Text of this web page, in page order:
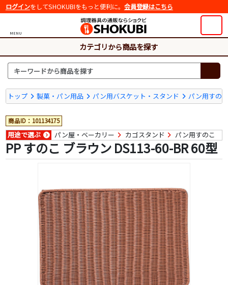
ログインをしてSHOKUBIをもっと便利に。 会員登録はこちら
MENU
カテゴリから商品を探す
トップ 製菓・パン用品 パン用バスケット・スタンド パン用すの
商品ID：101134175
用途で選ぶ パン屋・ベーカリー カゴスタンド パン用すのこ
PP すのこ ブラウン DS113-60-BR 60型